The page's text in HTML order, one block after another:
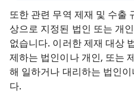
또한 관련 무역 제재 및 수출
상으로 지정된 법인 또는 개
없습니다. 이러한 제재 대상
제하는 법인이나 개인, 또는
해 일하거나 대리하는 법인
다.